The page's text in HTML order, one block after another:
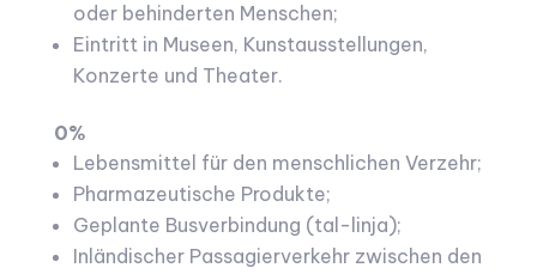
oder behinderten Menschen;
Eintritt in Museen, Kunstausstellungen,
Konzerte und Theater.
0%
Lebensmittel für den menschlichen Verzehr;
Pharmazeutische Produkte;
Geplante Busverbindung (tal-linja);
Inländischer Passagierverkehr zwischen den